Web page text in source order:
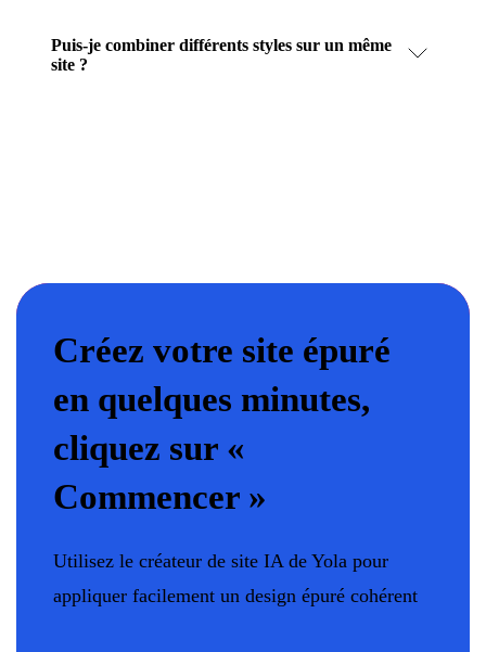
Puis-je combiner différents styles sur un même
site ?
Créez votre site épuré
en quelques minutes,
cliquez sur «
Commencer »
Utilisez le créateur de site IA de Yola pour
appliquer facilement un design épuré cohérent